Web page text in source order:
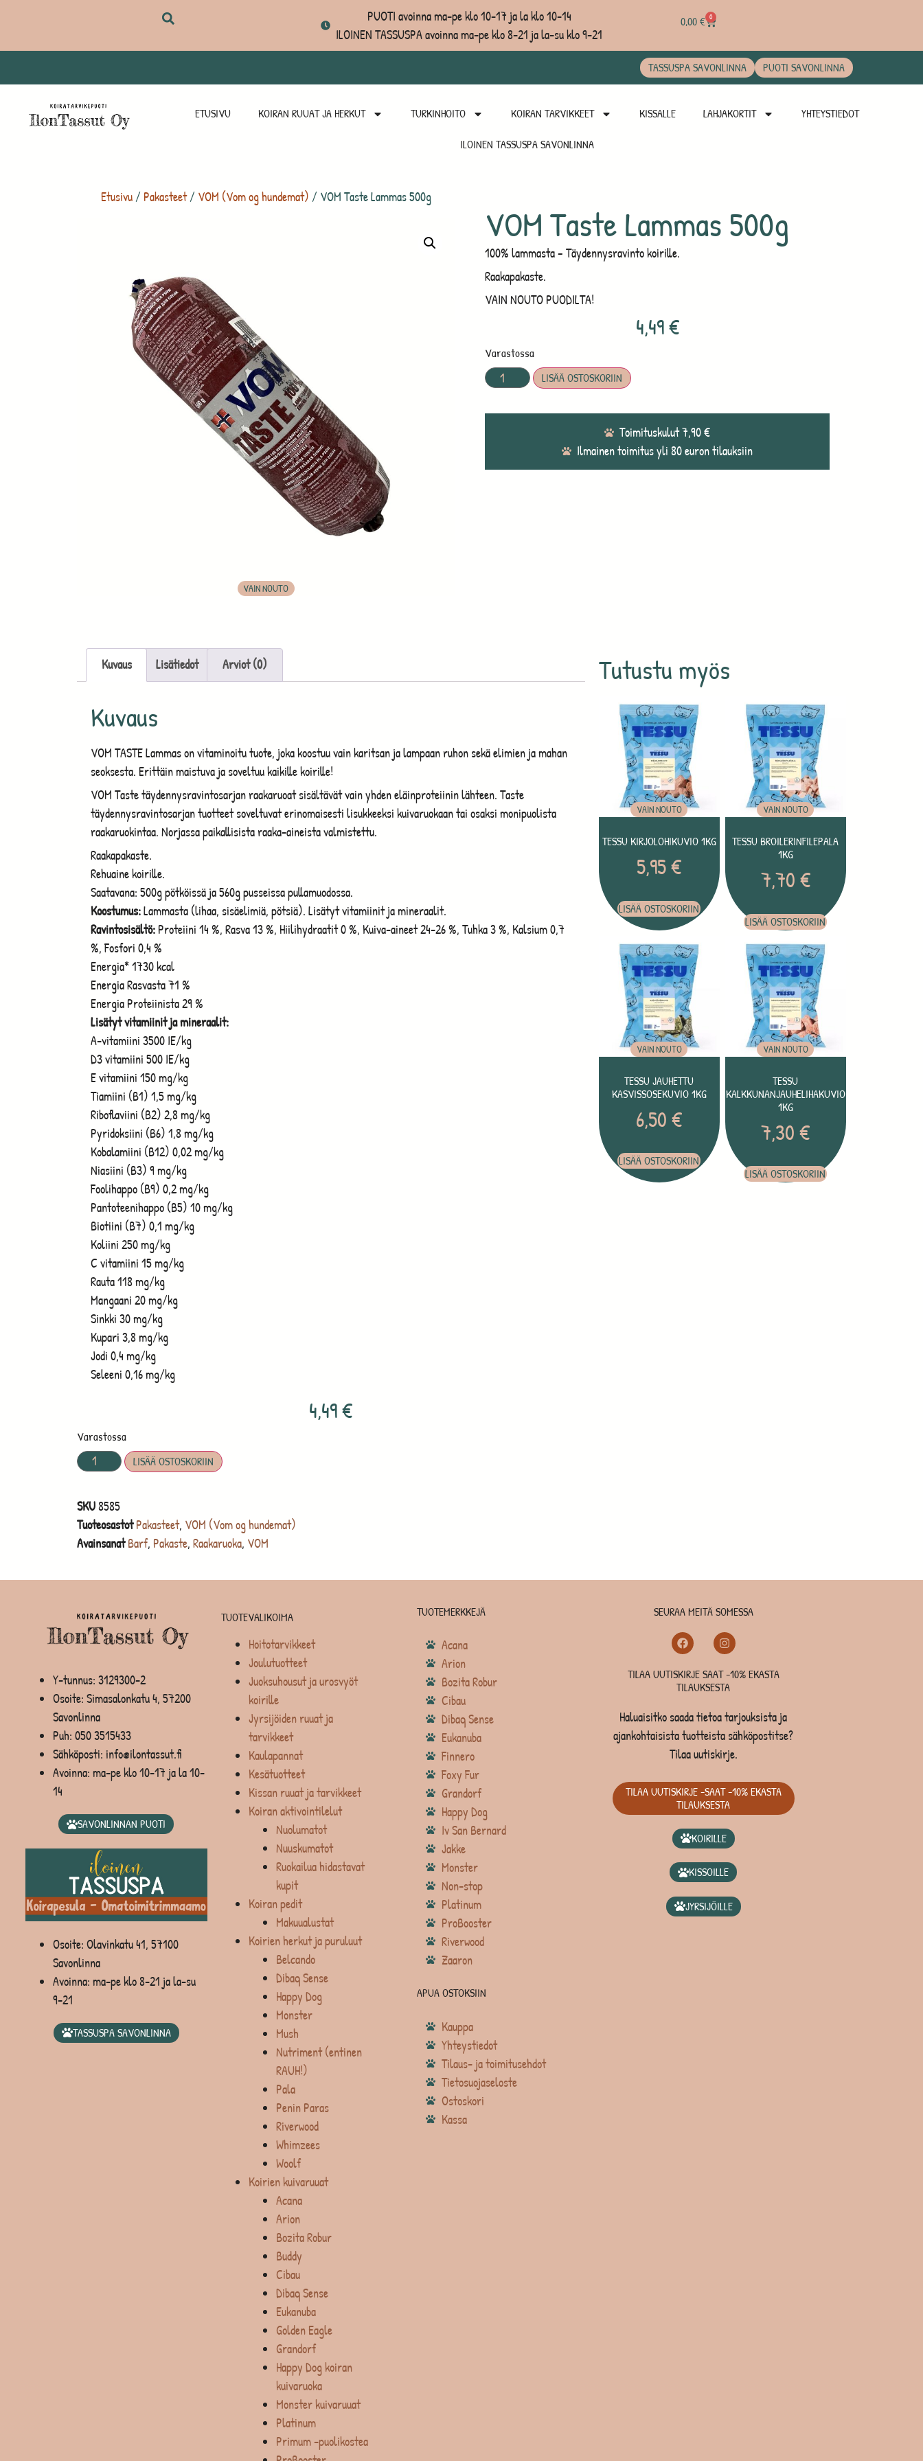
PUOTI avoinna ma-pe klo 10-17 ja la klo 10-14
ILOINEN TASSUSPA avoinna ma-pe klo 8-21 ja la-su klo 9-21
0,00€ 0
TASSUSPA SAVONLINNA PUOTI SAVONLINNA
ETUSIVU KOIRAN RUUAT JA HERKUT TURKINHOITO KOIRAN TARVIKKEET KISSALLE LAHJAKORTIT YHTEYSTIEDOT
ILOINEN TASSUSPA SAVONLINNA
Etusivu/ Pakasteet/ VOM (Vom og hundemat) / VOM Taste Lammas 500g
VAIN NOUTO
VOM Taste Lammas 500g
100% lammasta – Täydennysravinto koirille.
Raakapakaste.
VAIN NOUTO PUODILTA!
4,49€
Varastossa
LISÄÄ OSTOSKORIIN
Toimituskulut 7,90 €
Ilmainen toimitus yli 80 euron tilauksiin
Tutustu myös
VAIN NOUTO
TESSU KIRJOLOHIKUVIO 1KG
5,95€
LISÄÄ OSTOSKORIIN
VAIN NOUTO
TESSU BROILERINFILEPALA
1KG
7,70€
LISÄÄ OSTOSKORIIN
VAIN NOUTO
TESSU JAUHETTU
KASVISSOSEKUVIO 1KG
6,50€
LISÄÄ OSTOSKORIIN
VAIN NOUTO
TESSU
KALKKUNANJAUHELIHAKUVIO
1KG
7,30€
LISÄÄ OSTOSKORIIN
Kuvaus Lisätiedot Arviot (0)
Kuvaus
VOM TASTE Lammas on vitaminoitu tuote, joka koostuu vain karitsan ja lampaan ruhon sekä elimien ja mahan
seoksesta. Erittäin maistuva ja soveltuu kaikille koirille!
VOM Taste täydennysravintosarjan raakaruoat sisältävät vain yhden eläinproteiinin lähteen. Taste
täydennysravintosarjan tuotteet soveltuvat erinomaisesti lisukkeeksi kuivaruokaan tai osaksi monipuolista
raakaruokintaa. Norjassa paikallisista raaka-aineista valmistettu.
Raakapakaste.
Rehuaine koirille.
Saatavana: 500g pötköissä ja 560g pusseissa pullamuodossa.
Koostumus:Lammasta (lihaa, sisäelimiä, pötsiä). Lisätyt vitamiinit ja mineraalit.
Ravintosisältö: Proteiini 14 %, Rasva 13 %, Hiilihydraatit 0 %, Kuiva-aineet 24-26 %, Tuhka 3 %, Kalsium 0,7
%, Fosfori 0,4 %
Energia* 1730 kcal
Energia Rasvasta 71 %
Energia Proteiinista 29 %
Lisätyt vitamiinit ja mineraalit:
A-vitamiini 3500 IE/kg
D3 vitamiini 500 IE/kg
E vitamiini 150 mg/kg
Tiamiini (B1) 1,5 mg/kg
Riboflaviini (B2) 2,8 mg/kg
Pyridoksiini (B6) 1,8 mg/kg
Kobalamiini (B12) 0,02 mg/kg
Niasiini (B3) 9 mg/kg
Foolihappo (B9) 0,2 mg/kg
Pantoteenihappo (B5) 10 mg/kg
Biotiini (B7) 0,1 mg/kg
Koliini 250 mg/kg
C vitamiini 15 mg/kg
Rauta 118 mg/kg
Mangaani 20 mg/kg
Sinkki 30 mg/kg
Kupari 3,8 mg/kg
Jodi 0,4 mg/kg
Seleeni 0,16 mg/kg
4,49€
Varastossa
LISÄÄ OSTOSKORIIN
SKU8585
Tuoteosastot Pakasteet, VOM (Vom og hundemat)
Avainsanat Barf, Pakaste, Raakaruoka, VOM
Y-tunnus: 3129300-2
Osoite: Simasalonkatu 4, 57200
Savonlinna
Puh: 050 3515433
Sähköposti: info@ilontassut.fi
Avoinna: ma-pe klo 10-17 ja la 10-
14
SAVONLINNAN PUOTI
Osoite: Olavinkatu 41, 57100
Savonlinna
Avoinna: ma-pe klo 8-21 ja la-su
9-21
TASSUSPA SAVONLINNA
TUOTEVALIKOIMA
Hoitotarvikkeet
Joulutuotteet
Juoksuhousut ja urosvyöt
koirille
Jyrsijöiden ruuat ja
tarvikkeet
Kaulapannat
Kesätuotteet
Kissan ruuat ja tarvikkeet
Koiran aktivointilelut
Nuolumatot
Nuuskumatot
Ruokailua hidastavat
kupit
Koiran pedit
Makuualustat
Koirien herkut ja puruluut
Belcando
Dibaq Sense
Happy Dog
Monster
Mush
Nutriment (entinen
RAUH!)
Pala
Penin Paras
Riverwood
Whimzees
Woolf
Koirien kuivaruuat
Acana
Arion
Bozita Robur
Buddy
Cibau
Dibaq Sense
Eukanuba
Golden Eagle
Grandorf
Happy Dog koiran
kuivaruoka
Monster kuivaruuat
Platinum
Primum -puolikostea
TUOTEMERKKEJÄ
Acana
Arion
Bozita Robur
Cibau
Dibaq Sense
Eukanuba
Finnero
Foxy Fur
Grandorf
Happy Dog
Iv San Bernard
Jakke
Monster
Non-stop
Platinum
ProBooster
Riverwood
Zaaron
APUA OSTOKSIIN
Kauppa
Yhteystiedot
Tilaus- ja toimitusehdot
Tietosuojaseloste
Ostoskori
Kassa
SEURAA MEITÄ SOMESSA
TILAA UUTISKIRJE SAAT -10% EKASTA
TILAUKSESTA
Haluaisitko saada tietoa tarjouksista ja
ajankohtaisista tuotteista sähköpostitse?
Tilaa uutiskirje.
TILAA UUTISKIRJE -SAAT -10% EKASTA
TILAUKSESTA
KOIRILLE
KISSOILLE
JYRSIJÖILLE